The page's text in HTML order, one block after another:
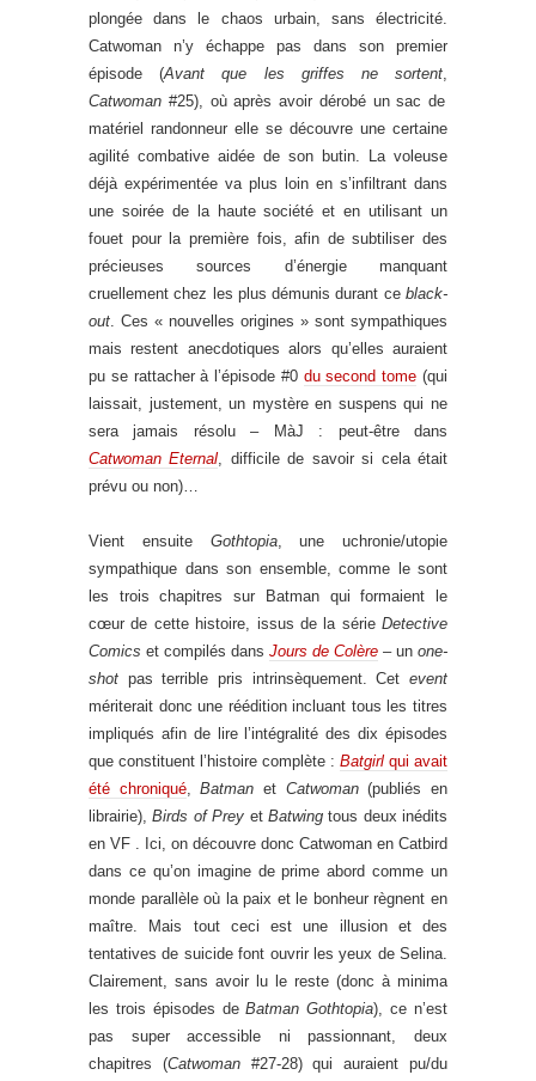
plongée dans le chaos urbain, sans électricité.
Catwoman n’y échappe pas dans son premier
épisode (Avant que les griffes ne sortent,
Catwoman #25), où après avoir dérobé un sac de
matériel randonneur elle se découvre une certaine
agilité combative aidée de son butin. La voleuse
déjà expérimentée va plus loin en s’infiltrant dans
une soirée de la haute société et en utilisant un
fouet pour la première fois, afin de subtiliser des
précieuses sources d’énergie manquant
cruellement chez les plus démunis durant ce black-
out. Ces « nouvelles origines » sont sympathiques
mais restent anecdotiques alors qu’elles auraient
pu se rattacher à l’épisode #0 du second tome (qui
laissait, justement, un mystère en suspens qui ne
sera jamais résolu – MàJ : peut-être dans
Catwoman Eternal, difficile de savoir si cela était
prévu ou non)…
Vient ensuite Gothtopia, une uchronie/utopie
sympathique dans son ensemble, comme le sont
les trois chapitres sur Batman qui formaient le
cœur de cette histoire, issus de la série Detective
Comics et compilés dans Jours de Colère – un one-
shot pas terrible pris intrinsèquement. Cet event
mériterait donc une réédition incluant tous les titres
impliqués afin de lire l’intégralité des dix épisodes
que constituent l’histoire complète : Batgirl qui avait
été chroniqué,Batman et Catwoman(publiés en
librairie),Birds of Prey et Batwingtous deux inédits
en VF . Ici, on découvre donc Catwoman en Catbird
dans ce qu’on imagine de prime abord comme un
monde parallèle où la paix et le bonheur règnent en
maître. Mais tout ceci est une illusion et des
tentatives de suicide font ouvrir les yeux de Selina.
Clairement, sans avoir lu le reste (donc à minima
les trois épisodes deBatman Gothtopia), ce n’est
pas super accessible ni passionnant, deux
chapitres (Catwoman#27-28) qui auraient pu/du